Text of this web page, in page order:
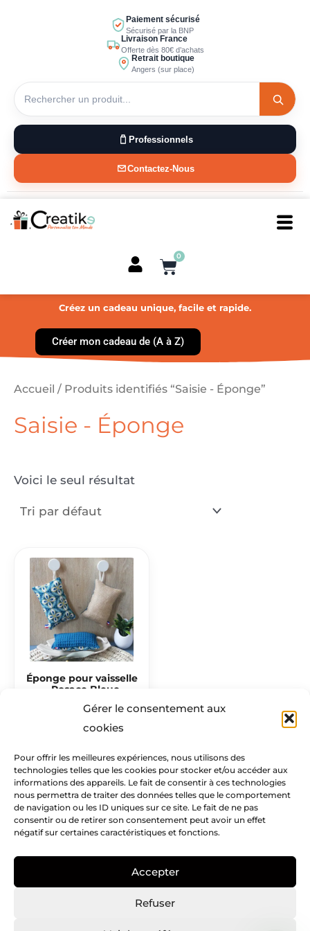
Gérer le consentement aux
cookies
Pour offrir les meilleures expériences, nous utilisons des
technologies telles que les cookies pour stocker et/ou accéder aux
informations des appareils. Le fait de consentir à ces technologies
nous permettra de traiter des données telles que le comportement
de navigation ou les ID uniques sur ce site. Le fait de ne pas
consentir ou de retirer son consentement peut avoir un effet
négatif sur certaines caractéristiques et fonctions.
Accepter
Refuser
Paiement sécurisé
Sécurisé par la BNP
Livraison France
Offerte dès 80€ d’achats
Retrait boutique
Angers (sur place)
Professionnels
Contactez-Nous
0
Panier
Créez un cadeau unique, facile et rapide.
Créer mon cadeau de (A à Z)
Accueil / Produits identifiés “Saisie - Éponge”
Saisie - Éponge
Voici le seul résultat
Éponge pour vaisselle
– Rosace Bleue
6,00€
Mentions légales​
Infos pratiques
Creatike
Nous suivre
I